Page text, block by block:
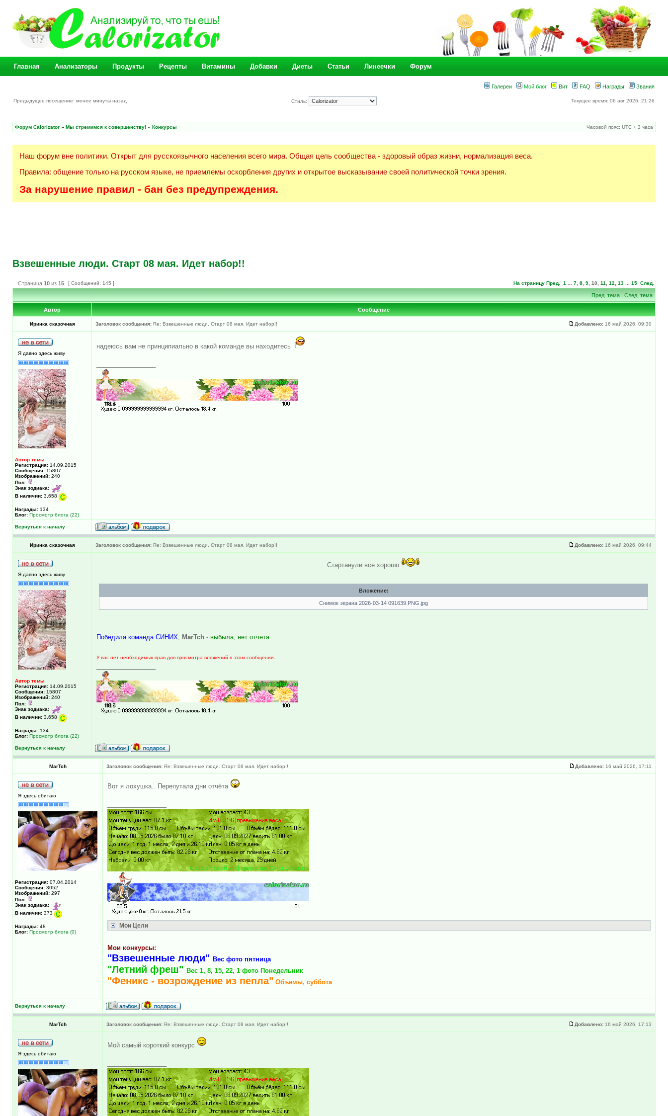
Главная Анализаторы Продукты Рецепты Витамины Добавки Диеты Статьи Линеечки Форум
Галереи Мой блог Вит FAQ Награды Звания
Предыдущее посещение: менее минуты назад Стиль: Текущее время: 06 авг 2026, 21:26
Форум Calorizator » Мы стремимся к совершенству! » Конкурсы Часовой пояс: UTC + 3 часа
Наш форум вне политики. Открыт для русскоязычного населения всего мира. Общая цель сообщества - здоровый образ жизни, нормализация веса.
Правила: общение только на русском языке, не приемлемы оскорбления других и открытое высказывание своей политической точки зрения.
За нарушение правил - бан без предупреждения.
Взвешенные люди. Старт 08 мая. Идет набор!!
Страница 10 из 15 [ Сообщений: 145 ] На страницу Пред. 1 7 8 9 10 11 12 13 15 След.
Пред. тема|След. тема
Автор Сообщение
Иринка сказочная Заголовок сообщения: Re: Взвешенные люди. Старт 08 мая. Идет набор!! Добавлено: 16 май 2026, 09:30
Я давно здесь живу
Автор темы
Регистрация: 14.09.2015
Сообщения: 15807
Изображений: 240
Пол:
Знак зодиака:
В наличии: 3,658
Награды: 134
Блог: Просмотр блога (22)
надеюсь вам не принципиально в какой команде вы находитесь
Вернуться к началу
Иринка сказочная Заголовок сообщения: Re: Взвешенные люди. Старт 08 мая. Идет набор!! Добавлено: 16 май 2026, 09:44
Я давно здесь живу
Автор темы
Регистрация: 14.09.2015
Сообщения: 15807
Изображений: 240
Пол:
Знак зодиака:
В наличии: 3,658
Награды: 134
Блог: Просмотр блога (22)
Стартанули все хорошо
Вложение:
Снимок экрана 2026-03-14 091639.PNG.jpg
Победила команда СИНИХ MarTch - выбыла, нет отчета
У вас нет необходимых прав для просмотра вложений в этом сообщении.
Вернуться к началу
MarTch Заголовок сообщения: Re: Взвешенные люди. Старт 08 мая. Идет набор!! Добавлено: 16 май 2026, 17:11
Я здесь обитаю
Регистрация: 07.04.2014
Сообщения: 3052
Изображений: 297
Пол:
Знак зодиака:
В наличии: 373
Награды: 48
Блог: Просмотр блога (0)
Вот я лохушка.. Перепутала дни отчёта
Мои Цели
Мои конкурсы:
"Взвешенные люди" Вес фото пятница
"Летний фреш" Вес 1, 8, 15, 22, 1 фото Понедельник
"Феникс - возрождение из пепла" Объемы, суббота
Вернуться к началу
MarTch Заголовок сообщения: Re: Взвешенные люди. Старт 08 мая. Идет набор!! Добавлено: 16 май 2026, 17:13
Я здесь обитаю
Мой самый короткий конкурс